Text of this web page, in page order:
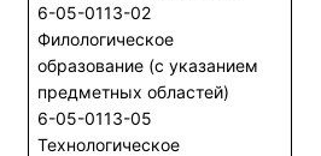
6-05-0113-02
Филологическое
образование (с указанием
предметных областей)
6-05-0113-05
Технологическое